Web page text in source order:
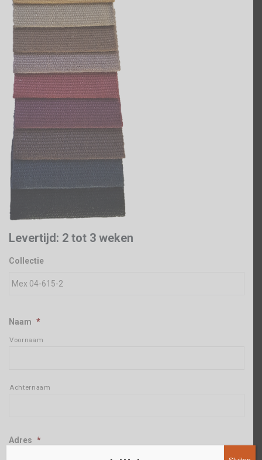
Levertijd: 2 tot 3 weken
Collectie
Naam *
Voornaam
Achternaam
Adres *